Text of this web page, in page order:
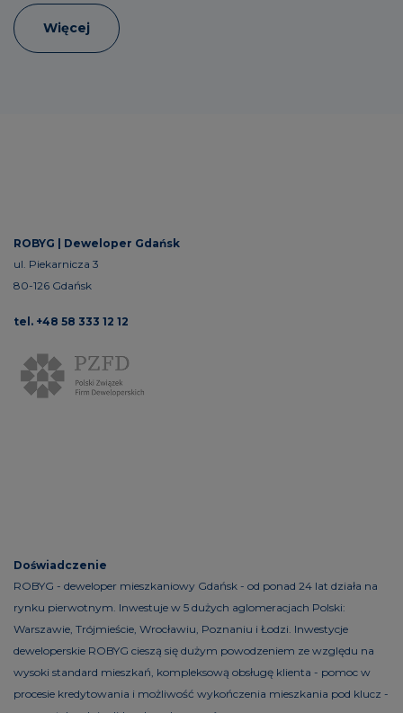
Więcej
ROBYG | Deweloper Gdańsk
ul. Piekarnicza 3
80-126 Gdańsk
tel. +48 58 333 12 12
Doświadczenie
ROBYG - deweloper mieszkaniowy Gdańsk - od ponad 24 lat działa na
rynku pierwotnym. Inwestuje w 5 dużych aglomeracjach Polski:
Warszawie, Trójmieście, Wrocławiu, Poznaniu i Łodzi. Inwestycje
deweloperskie ROBYG cieszą się dużym powodzeniem ze względu na
wysoki standard mieszkań, kompleksową obsługę klienta - pomoc w
procesie kredytowania i możliwość wykończenia mieszkania pod klucz -